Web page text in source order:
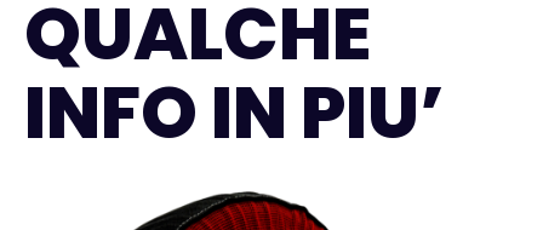
QUALCHE
INFO IN PIU’